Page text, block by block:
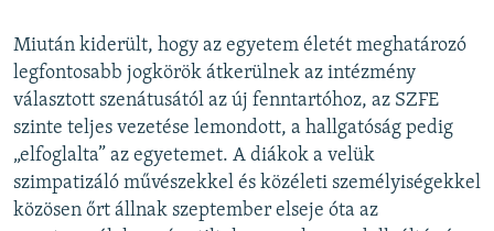
Miután kiderült, hogy az egyetem életét meghatározó
legfontosabb jogkörök átkerülnek az intézmény
választott szenátusától az új fenntartóhoz, az SZFE
szinte teljes vezetése lemondott, a hallgatóság pedig
„elfoglalta” az egyetemet. A diákok a velük
szimpatizáló művészekkel és közéleti személyiségekkel
közösen őrt állnak szeptember elseje óta az